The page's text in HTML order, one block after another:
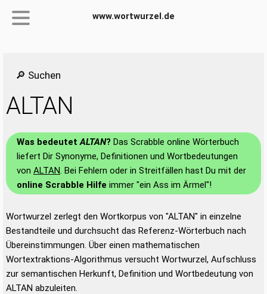
www.wortwurzel.de
🔎 Suchen
ALTAN
Was bedeutetALTAN? Das Scrabble online Wörterbuch
liefert Dir Synonyme, Definitionen und Wortbedeutungen
von ALTAN. Bei Fehlern oder in Streitfällen hast Du mit der
online Scrabble Hilfe immer "ein Ass im Ärmel"!
Wortwurzel zerlegt den Wortkorpus von "ALTAN" in einzelne
Bestandteile und durchsucht das Referenz-Wörterbuch nach
Übereinstimmungen. Über einen mathematischen
Wortextraktions-Algorithmus versucht Wortwurzel, Aufschluss
zur semantischen Herkunft, Definition und Wortbedeutung von
ALTAN abzuleiten.